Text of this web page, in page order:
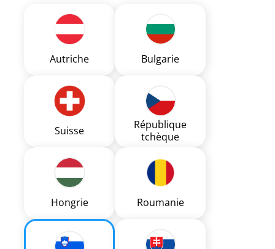
Autriche Bulgarie
Suisse
République
tchèque
Hongrie Roumanie